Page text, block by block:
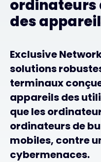
ordinateurs
des
Exclusive
solutions
terminaux
appareils des
que les
ordinateurs de
mobiles, contre
cybermenaces.